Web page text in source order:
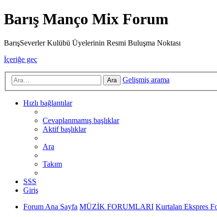
Barış Manço Mix Forum
BarışSeverler Kulübü Üyelerinin Resmi Buluşma Noktası
İçeriğe geç
Ara Gelişmiş arama
Hızlı bağlantılar
Cevaplanmamış başlıklar
Aktif başlıklar
Ara
Takım
SSS
Giriş
Forum Ana Sayfa MÜZİK FORUMLARI Kurtalan Ekspres